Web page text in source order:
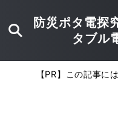
防災ポタ電探
タブル
【PR】この記事に